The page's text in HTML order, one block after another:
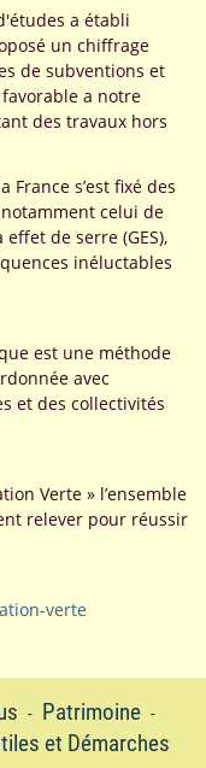
a établi
un chiffrage
de subventions et
a notre
des travaux hors
France s’est fixé des
celui de
de serre (GES),
inéluctables
est une méthode
avec
et des collectivités
Verte » l’ensemble
relever pour réussir
verte
- Patrimoine -
et Démarches